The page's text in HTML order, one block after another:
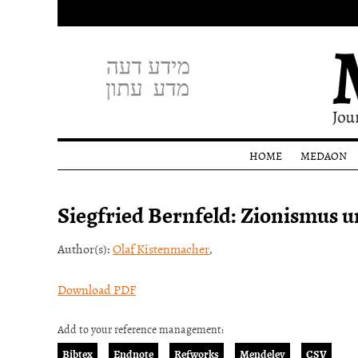
HOME
MEDAON
staff
Siegfried Bernfeld: Zionismus
Author(s):Olaf Kistenmacher,
Download PDF
Add to your reference management:
Bibtex
Endnote Refworks Mendeley CSV